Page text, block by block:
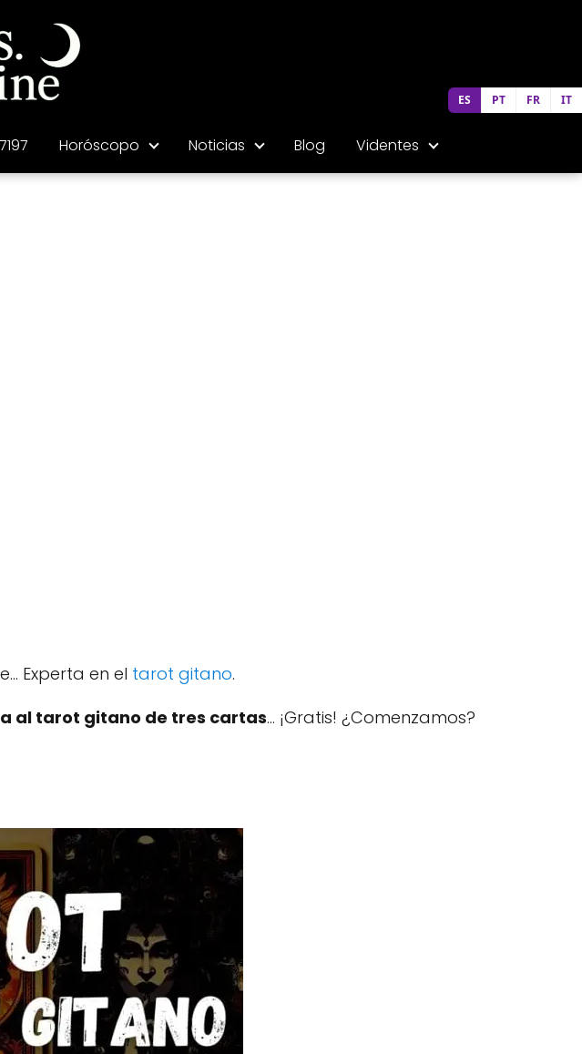
Horóscopo Noticias Blog Videntes
Experta en el tarot gitano.
al tarot gitano de tres cartas... ¡Gratis! ¿Comenzamos?
ES PT FR IT